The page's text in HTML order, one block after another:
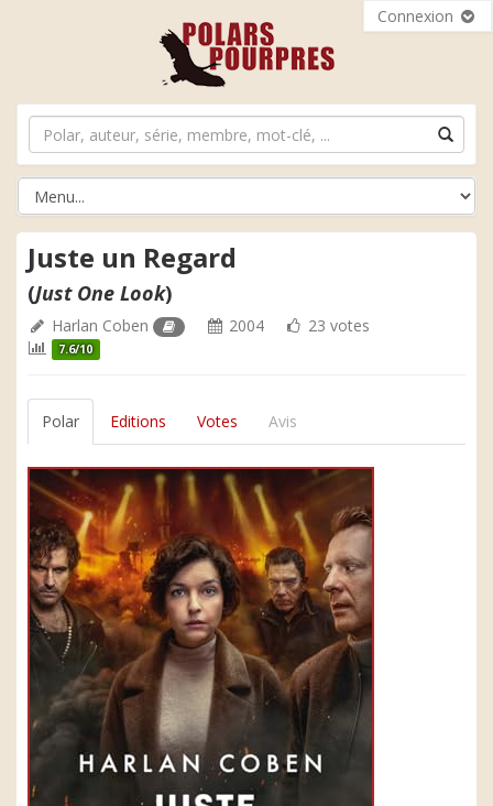
Connexion
Juste un Regard
(Just One Look)
Harlan Coben 2004 23 votes
7.6/10
Polar Editions Votes Avis